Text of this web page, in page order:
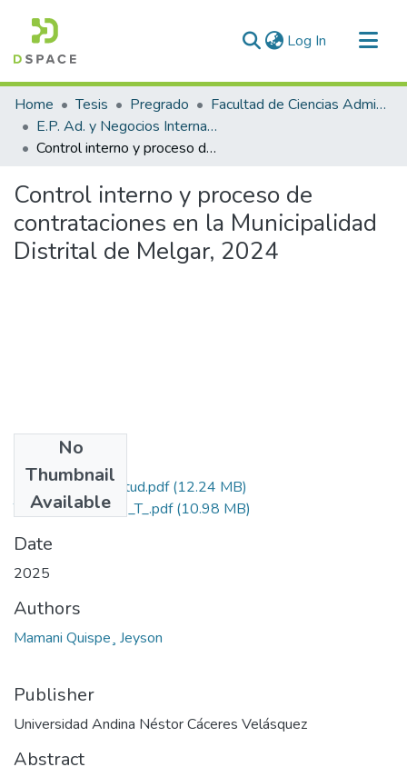
Log In (current)
Communities & Collections
All of DSpace
Statistics
Home Tesis Pregrado
Facultad de Ciencias Administrativas
E.P. Ad. y Negocios Internacionales
Control interno y proceso de contrataciones en la Municipalidad Distrital de Melgar, 2024
Control interno y proceso de
contrataciones en la Municipalidad
Distrital de Melgar, 2024
No
Thumbnail
Available
Grado de Similitud.pdf(12.24 MB)
T036-70278051_T_.pdf(10.98 MB)
Date
2025
Authors
Mamani Quispe¸ Jeyson
Publisher
Universidad Andina Néstor Cáceres Velásquez
Abstract